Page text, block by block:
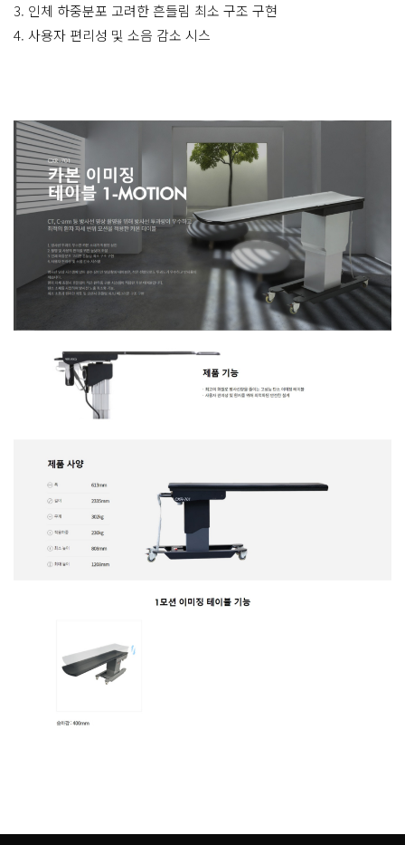
3. 인체 하중분포 고려한 흔들림 최소 구조 구현
4. 사용자 편리성 및 소음 감소 시스